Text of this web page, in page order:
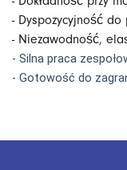
- Dyspozycyjność
- Niezawodność,
- Silna praca
- Gotowość do